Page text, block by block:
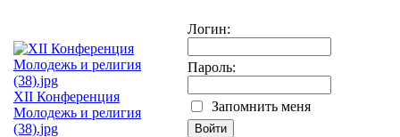
XII Конференция
Молодежь и религия
(38).jpg
Логин:
Пароль:
Запомнить меня